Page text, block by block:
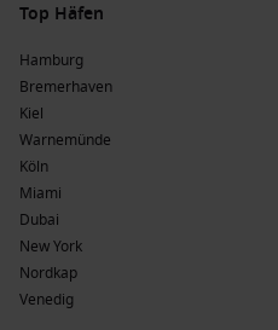
Top Häfen
Hamburg
Bremerhaven
Kiel
Warnemünde
Köln
Miami
Dubai
New York
Nordkap
Venedig